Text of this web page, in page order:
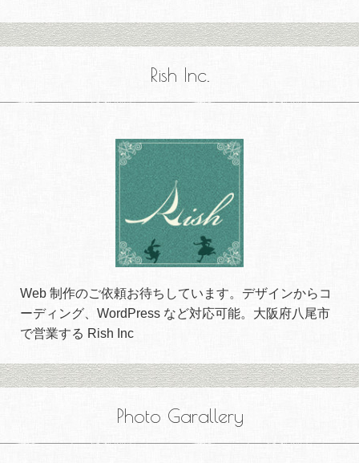
Rish Inc.
Web 制作のご依頼お待ちしています。デザインからコ
ーディング、WordPress など対応可能。大阪府八尾市
で営業する Rish Inc
Photo Garallery